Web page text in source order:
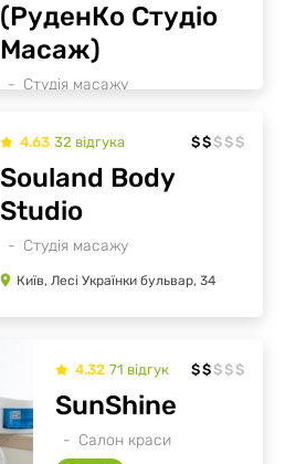
Студія масажу
(РуденКо Студіо
Масаж)
Київ, Євгена Сверстюка вулиця, 7
4.63 32 відгукa $$ $ $ $
Студія масажу
Souland Body
Studio
Київ, Лесі Українки бульвар, 34
4.32 71 відгук $$ $ $ $
Салон краси
SunShine